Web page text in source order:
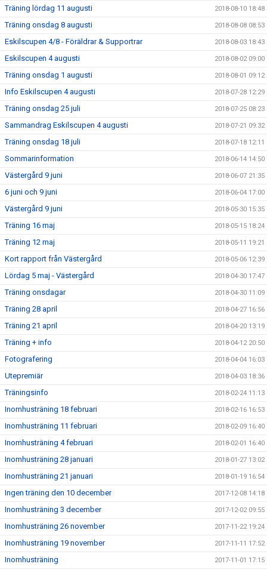
Träning lördag 11 augusti 2018-08-10 18:48
Träning onsdag 8 augusti 2018-08-08 08:53
Eskilscupen 4/8 - Föräldrar & Supportrar 2018-08-03 18:43
Eskilscupen 4 augusti 2018-08-02 09:00
Träning onsdag 1 augusti 2018-08-01 09:12
Info Eskilscupen 4 augusti 2018-07-28 12:29
Träning onsdag 25 juli 2018-07-25 08:23
Sammandrag Eskilscupen 4 augusti 2018-07-21 09:32
Träning onsdag 18 juli 2018-07-18 12:11
Sommarinformation 2018-06-14 14:50
Västergård 9 juni 2018-06-07 21:35
6 juni och 9 juni 2018-06-04 17:00
Västergård 9 juni 2018-05-30 15:35
Träning 16 maj 2018-05-15 18:24
Träning 12 maj 2018-05-11 19:21
Kort rapport från Västergård 2018-05-06 12:39
Lördag 5 maj - Västergård 2018-04-30 17:47
Träning onsdagar 2018-04-30 11:09
Träning 28 april 2018-04-27 16:56
Träning 21 april 2018-04-20 13:19
Träning + info 2018-04-12 20:50
Fotografering 2018-04-04 16:03
Utepremiär 2018-04-03 18:36
Träningsinfo 2018-02-24 11:13
Inomhusträning 18 februari 2018-02-16 16:53
Inomhusträning 11 februari 2018-02-09 16:40
Inomhusträning 4 februari 2018-02-01 16:40
Inomhusträning 28 januari 2018-01-27 13:02
Inomhusträning 21 januari 2018-01-19 16:54
Ingen träning den 10 december 2017-12-08 14:18
Inomhusträning 3 december 2017-12-02 09:55
Inomhusträning 26 november 2017-11-22 19:24
Inomhusträning 19 november 2017-11-11 17:52
Inomhusträning 2017-11-01 17:15